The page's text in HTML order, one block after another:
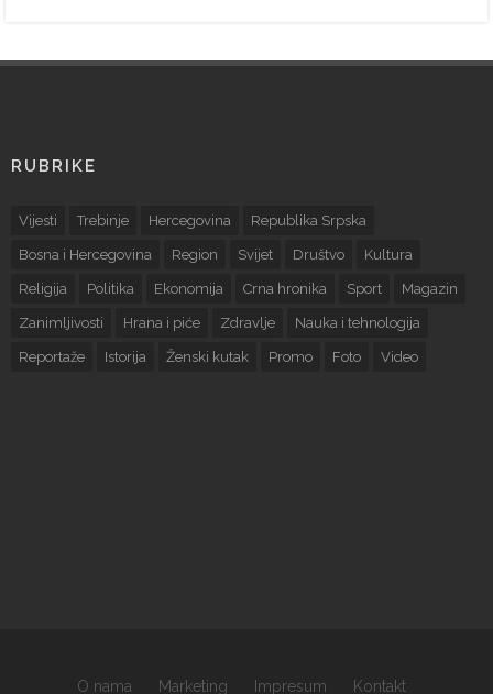
RUBRIKE
Vijesti Trebinje Hercegovina Republika Srpska
Bosna i Hercegovina Region Svijet Društvo Kultura
Religija Politika Ekonomija Crna hronika Sport Magazin
Zanimljivosti Hrana i piće Zdravlje Nauka i tehnologija
Reportaže Istorija Ženski kutak Promo Foto Video
O nama Marketing Impresum Kontakt